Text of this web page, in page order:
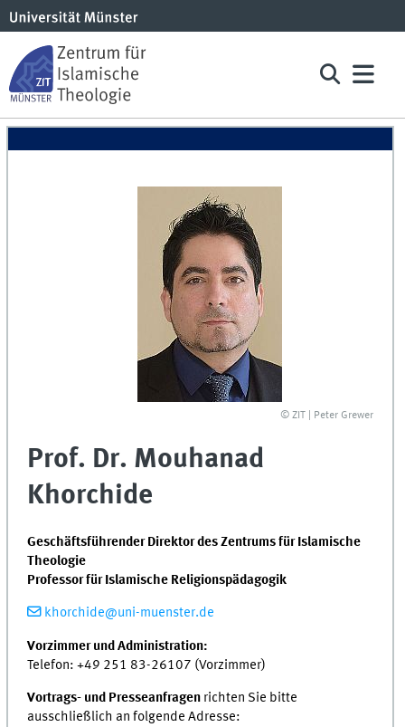
© ZIT | Peter Grewer
Prof. Dr. Mouhanad
Khorchide
Geschäftsführender Direktor des Zentrums für Islamische
Theologie
Professor für Islamische Religionspädagogik
khorchide@uni-muenster.de
Vorzimmer und Administration:
Telefon: +49 251 83-26107 (Vorzimmer)
Vortrags- und Presseanfragen richten Sie bitte
ausschließlich an folgende Adresse: